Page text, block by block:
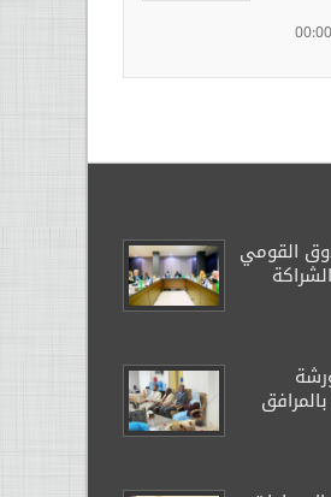
القومي
تدريبية لتطبيق نظام ePMIS بالمرافق